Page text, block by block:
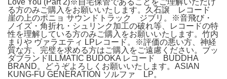
る方のみご購入をお願いいたします。久石譲 レコード
崖の上のポニョ サウンドトラック ジブリ。※音飛び・
ノイズ・角折れ・シュリンク加工の破れ等、レコードの特
性を理解している方のみご購入をお願いいたします。竹内
まりや ヴァラエティ LPレコード。※評価の悪い方、神経
質な方、完璧を求める方はご購入をご遠慮ください。ブッ
ダブランドILLMATIC BUDOKA レコード BUDDHA
BRAND。どうぞよろしくお願いいたします。ASIAN
KUNG-FU GENERATION ソルファ LP。